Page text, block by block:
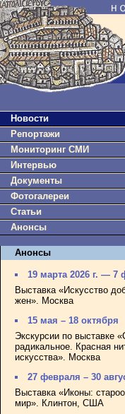
Новости
Репортажи
Мониторинг СМИ
Интервью
Документы
Фотогалереи
Статьи
Анонсы
Анонсы
19 марта 2026 г. — 7
Выставка «Искусство
жен». Москва
15 мая – 18 октября
Экскурсии по выставке
радикальное. Красная
искусства». Москва
27 февраля – 30
Выставка «Иконы:
мир». Клинтон, США